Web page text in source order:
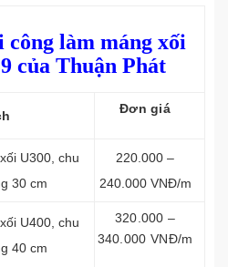
công làm máng xối
của Thuận Phát
Đơn giá
U300, chu
30 cm
220.000 –
240.000 VNĐ/m
U400, chu
40 cm
320.000 –
340.000 VNĐ/m